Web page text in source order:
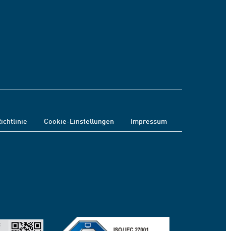
Cookie-Einstellungen Impressum